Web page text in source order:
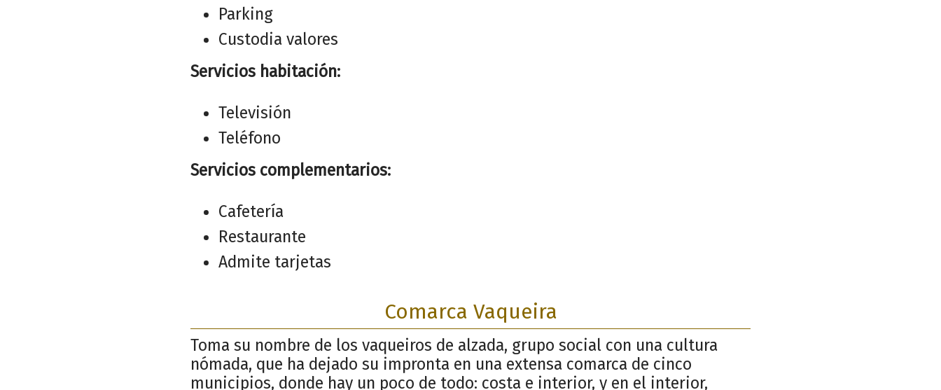
Parking
Custodia valores
Servicios habitación:
Televisión
Teléfono
Servicios complementarios:
Cafetería
Restaurante
Admite tarjetas
Comarca Vaqueira
Toma su nombre de los vaqueiros de alzada, grupo social con una cultura
nómada, que ha dejado su impronta en una extensa comarca de cinco
municipios, donde hay un poco de todo: costa e interior, y en el interior,